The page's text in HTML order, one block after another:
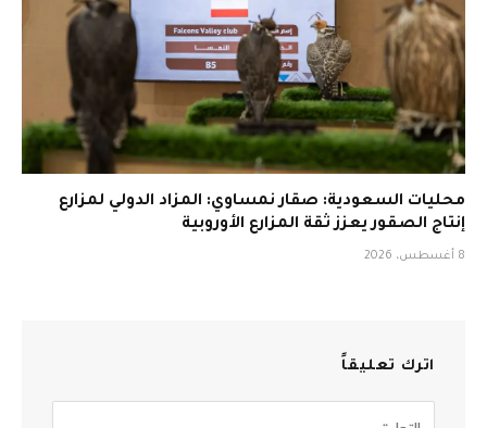
محليات السعودية: صقار نمساوي: المزاد الدولي لمزارع
إنتاج الصقور يعزز ثقة المزارع الأوروبية
8 أغسطس، 2026
اترك تعليقاً